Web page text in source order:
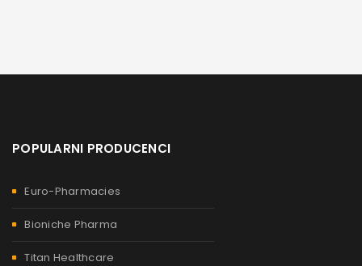
POPULARNI PRODUCENCI
Euro-Pharmacies
Bioniche Pharma
Titan Healthcare